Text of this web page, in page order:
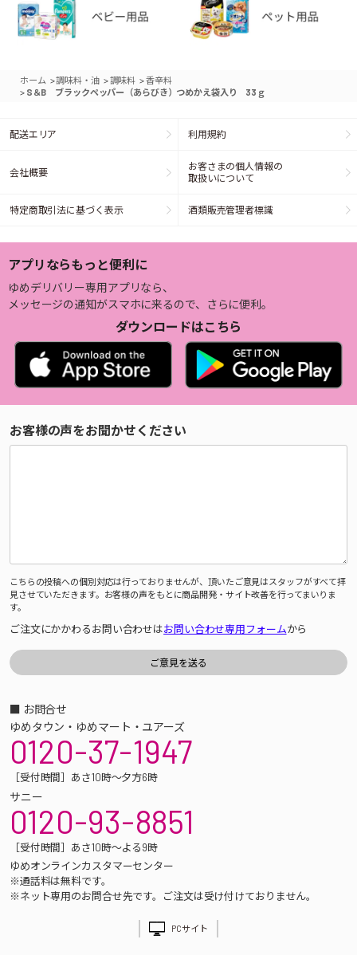
ホーム >調味料・油 >調味料 >香辛料
> S＆B ブラックペッパー（あらびき）つめかえ袋入り 33ｇ
配送エリア 利用規約
会社概要
お客さまの個人情報の
取扱いについて
特定商取引法に基づく表示 酒類販売管理者標識
アプリならもっと便利に
ゆめデリバリー専用アプリなら、
メッセージの通知がスマホに来るので、さらに便利。
ダウンロードはこちら
お客様の声をお聞かせください
こちらの投稿への個別対応は行っておりませんが、頂いたご意見はスタッフがすべて拝
見させていただきます。お客様の声をもとに商品開発・サイト改善を行ってまいりま
す。
ご注文にかかわるお問い合わせはお問い合わせ専用フォームから
■ お問合せ
ゆめタウン・ゆめマート・ユアーズ
0120-37-1947
［受付時間］あさ10時～夕方6時
サニー
0120-93-8851
［受付時間］あさ10時～よる9時
ゆめオンラインカスタマーセンター
※通話料は無料です。
※ネット専用のお問合せ先です。ご注文は受け付けておりません。
PCサイト